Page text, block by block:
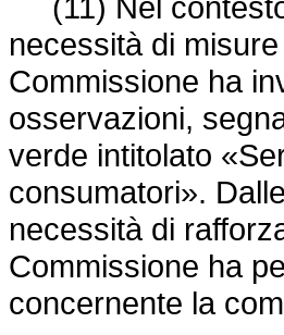
necessità di
Commissione ha
osservazioni,
verde intitolato
consumatori».
necessità di
Commissione ha
concernente la